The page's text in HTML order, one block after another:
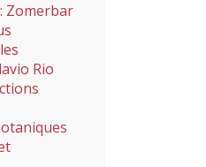
Zomerbar
Rio